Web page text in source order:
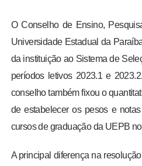
ENTRETENIMENTO
ENQUETE
TV LPB
FOTOS
COLUNISTAS
O Conselho de Ensino,
Universidade Estadual da
da instituição ao Sistema de
períodos letivos 2023.1 e
conselho também fixou o
de estabelecer os pesos e
cursos de graduação da UEPB
A principal diferença na